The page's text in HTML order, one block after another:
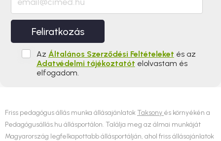
Feliratkozás
Az Általános Szerződési Feltételeket és az
Adatvédelmi tájékoztatót elolvastam és
elfogadom.
Friss pedagógus állás munka állásajánlatok Taksony és környékén a
Pedagógusállás.hu állásportálon. Találja meg az álmai munkáját
Magyarország legfelkapottabb állásportálján, ahol friss állásajánlatok